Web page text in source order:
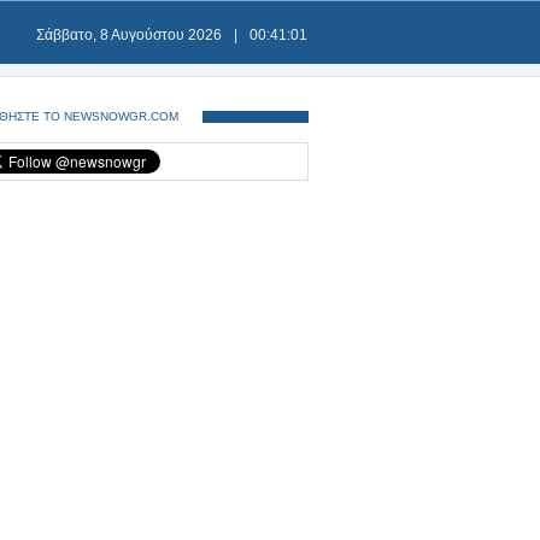
Σάββατο, 8 Αυγούστου 2026 00:41:02
ΤΟ NEWSNOWGR.COM